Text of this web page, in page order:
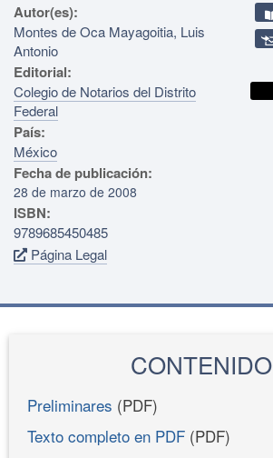
Autor(es):
Montes de Oca Mayagoitia, Luis
Antonio
Editorial:
Colegio de Notarios del Distrito
Federal
País:
México
Fecha de publicación:
28 de marzo de 2008
ISBN:
9789685450485
Página Legal
CONTENIDO
Preliminares (PDF)
Texto completo en PDF (PDF)